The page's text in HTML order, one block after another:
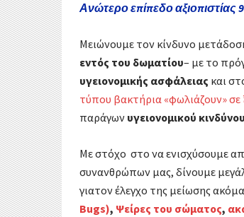
Ανώτερο επίπεδο αξιοπιστίας
Μειώνουμε τον κίνδυνο
εντός του δωματίου– με το
υγειονομικής ασφάλειας και
τύπου βακτήρια «φωλιάζουν» σε
παράγων υγειονομικού κινδύνου
Με στόχο στο να ενισχύσουμε
συνανθρώπων μας, δίνουμε
γιατον έλεγχο της μείωσης
Bugs), Ψείρες του σώματος,